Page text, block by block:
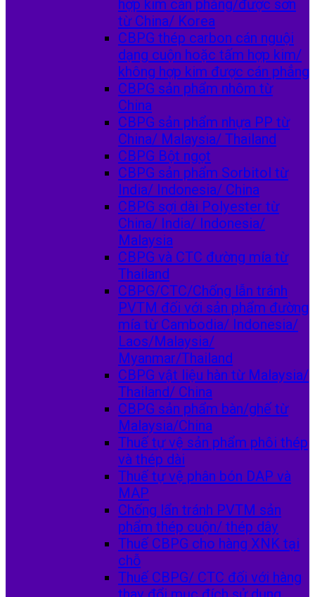
hợp kim cán phẳng/được sơn
từ China/ Korea
CBPG thép carbon cán nguội
dạng cuộn hoặc tấm hợp kim/
không hợp kim được cán phẳng
CBPG sản phẩm nhôm từ
China
CBPG sản phẩm nhựa PP từ
China/ Malaysia/ Thailand
CBPG Bột ngọt
CBPG sản phẩm Sorbitol từ
India/ Indonesia/ China
CBPG sợi dài Polyester từ
China/ India/ Indonesia/
Malaysia
CBPG và CTC đường mía từ
Thailand
CBPG/CTC/Chống lẫn tránh
PVTM đối với sản phẩm đường
mía từ Cambodia/ Indonesia/
Laos/Malaysia/
Myanmar/Thailand
CBPG vật liệu hàn từ Malaysia/
Thailand/ China
CBPG sản phẩm bàn/ghế từ
Malaysia/China
Thuế tự vệ sản phẩm phôi thép
và thép dài
Thuế tự vệ phân bón DAP và
MAP
Chống lẩn tránh PVTM sản
phẩm thép cuộn/ thép dây
Thuế CBPG cho hàng XNK tại
chỗ
Thuế CBPG/ CTC đối với hàng